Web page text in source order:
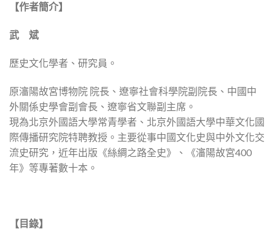
【作者簡介】
武 斌
歷史文化學者、研究員。
原瀋陽故宮博物院 院長、遼寧社會科學院副院長、中國中
外關係史學會副會長、遼寧省文聯副主席。
現為北京外國語大學常青學者、北京外國語大學中華文化國
際傳播研究院特聘教授。主要從事中國文化史與中外文化交
流史研究，近年出版《絲綢之路全史》、《瀋陽故宮400
年》等專著數十本。
【目錄】